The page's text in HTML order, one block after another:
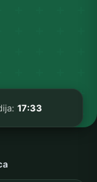
17:33